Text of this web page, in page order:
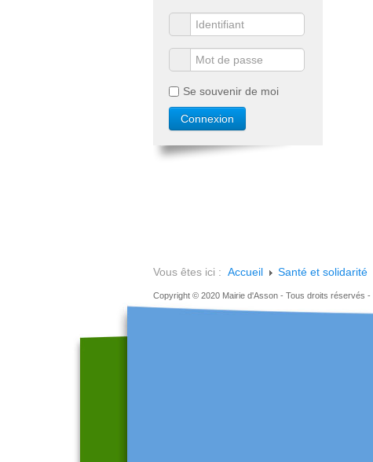
Se souvenir de moi
Vous êtes ici : Accueil Santé et solidarité
Copyright © 2020 Mairie d'Asson - Tous droits réservés -